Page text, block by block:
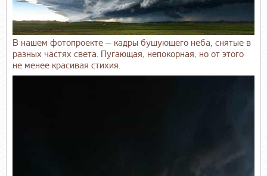
В нашем фотопроекте — кадры бушующего неба, снятые в
разных частях света. Пугающая, непокорная, но от этого
не менее красивая стихия.